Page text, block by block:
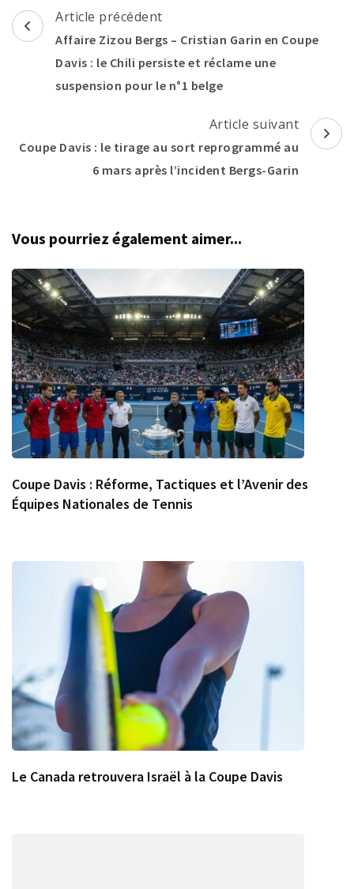
Navigation
d'article
Article précédent
Affaire Zizou Bergs – Cristian Garin en Coupe
Davis : le Chili persiste et réclame une
suspension pour le n°1 belge
Article suivant
Coupe Davis : le tirage au sort reprogrammé au
6 mars après l’incident Bergs-Garin
Vous pourriez également aimer...
Coupe Davis : Réforme, Tactiques et l’Avenir des
Équipes Nationales de Tennis
Le Canada retrouvera Israël à la Coupe Davis